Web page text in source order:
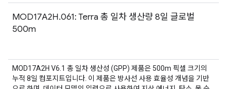
MOD17A2H.061: Terra 총 일차 생산량 8일 글로벌
500m
MOD17A2H V6.1 총 일차 생산성 (GPP) 제품은 500m 픽셀 크기의
누적 8일 컴포지트입니다. 이 제품은 방사선 사용 효율성 개념을 기반